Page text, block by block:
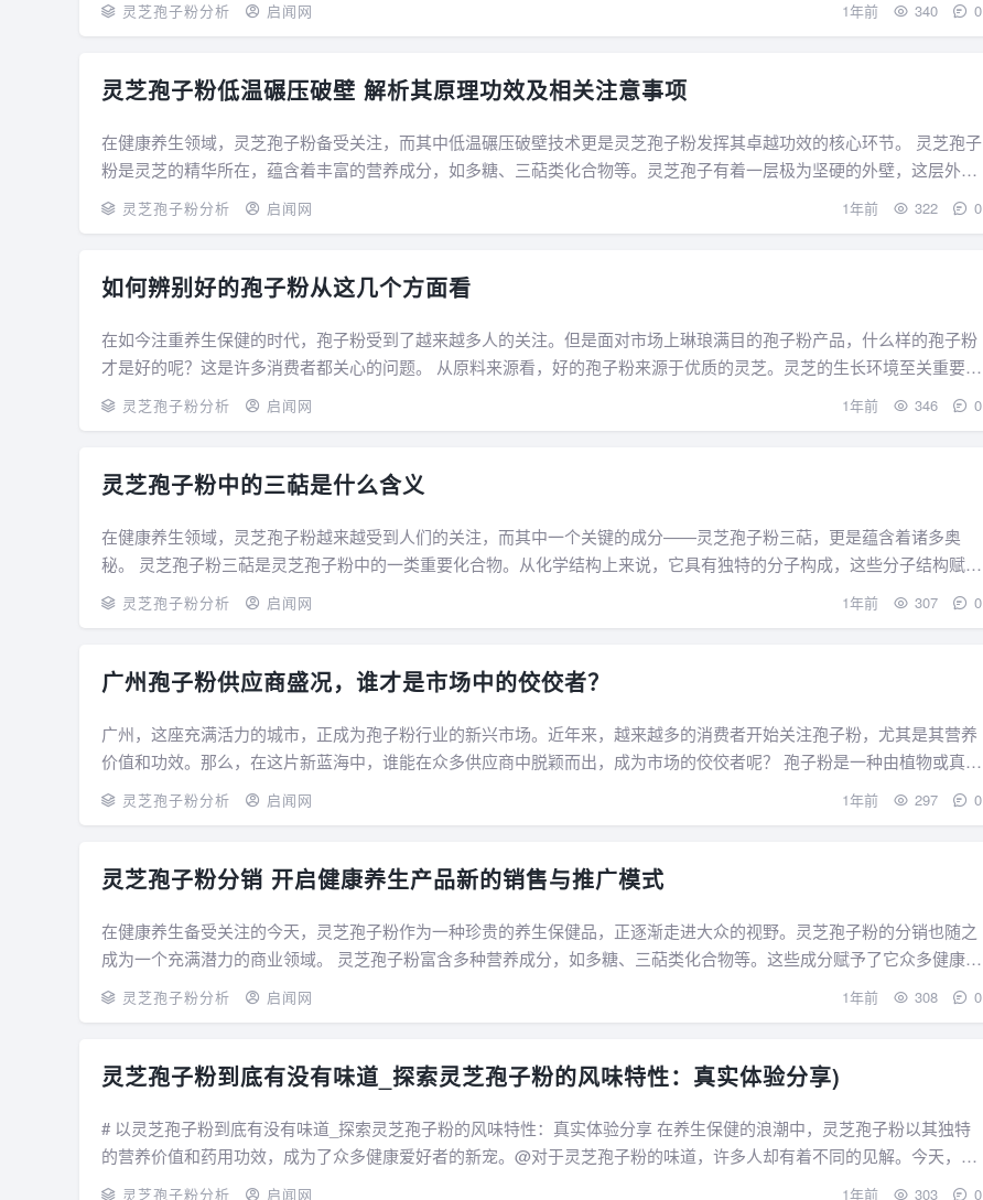
灵芝孢子粉分析 启闻网 1年前 340 0
灵芝孢子粉低温碾压破壁 解析其原理功效及相关注意事项
在健康养生领域，灵芝孢子粉备受关注，而其中低温碾压破壁技术更是灵芝孢子粉发挥其卓越功效的核心环节。 灵芝孢子
粉是灵芝的精华所在，蕴含着丰富的营养成分，如多糖、三萜类化合物等。灵芝孢子有着一层极为坚硬的外壁，这层外壁
就像一个坚固的堡垒，在未破壁之前，人体很...
灵芝孢子粉分析 启闻网 1年前 322 0
如何辨别好的孢子粉从这几个方面看
在如今注重养生保健的时代，孢子粉受到了越来越多人的关注。但是面对市场上琳琅满目的孢子粉产品，什么样的孢子粉
才是好的呢？这是许多消费者都关心的问题。 从原料来源看，好的孢子粉来源于优质的灵芝。灵芝的生长环境至关重要，
野生灵芝如果生长在无污染、生态环境良好的...
灵芝孢子粉分析 启闻网 1年前 346 0
灵芝孢子粉中的三萜是什么含义
在健康养生领域，灵芝孢子粉越来越受到人们的关注，而其中一个关键的成分——灵芝孢子粉三萜，更是蕴含着诸多奥
秘。 灵芝孢子粉三萜是灵芝孢子粉中的一类重要化合物。从化学结构上来说，它具有独特的分子构成，这些分子结构赋予
了它多种特殊的生理活性。灵芝孢子粉三萜在增...
灵芝孢子粉分析 启闻网 1年前 307 0
广州孢子粉供应商盛况，谁才是市场中的佼佼者？
广州，这座充满活力的城市，正成为孢子粉行业的新兴市场。近年来，越来越多的消费者开始关注孢子粉，尤其是其营养
价值和功效。那么，在这片新蓝海中，谁能在众多供应商中脱颖而出，成为市场的佼佼者呢？ 孢子粉是一种由植物或真菌
的孢子制成的粉末，因其丰富的营养成分和多...
灵芝孢子粉分析 启闻网 1年前 297 0
灵芝孢子粉分销 开启健康养生产品新的销售与推广模式
在健康养生备受关注的今天，灵芝孢子粉作为一种珍贵的养生保健品，正逐渐走进大众的视野。灵芝孢子粉的分销也随之
成为一个充满潜力的商业领域。 灵芝孢子粉富含多种营养成分，如多糖、三萜类化合物等。这些成分赋予了它众多健康功
效，例如增强、调节、等。对于现代社会中面...
灵芝孢子粉分析 启闻网 1年前 308 0
灵芝孢子粉到底有没有味道_探索灵芝孢子粉的风味特性：真实体验分享)
# 以灵芝孢子粉到底有没有味道_探索灵芝孢子粉的风味特性：真实体验分享 在养生保健的浪潮中，灵芝孢子粉以其独特
的营养价值和药用功效，成为了众多健康爱好者的新宠。@对于灵芝孢子粉的味道，许多人却有着不同的见解。今天，我
们就来深入探讨一下灵芝孢子粉的风味特性...
灵芝孢子粉分析 启闻网 1年前 303 0